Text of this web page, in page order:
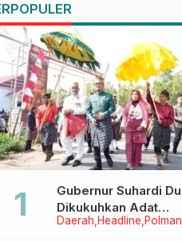
Daerah Headline Polman
Gubernur Suhardi
Dikukuhkan Adat
Balanipa, Raih Gelar